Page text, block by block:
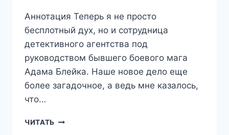
Аннотация Теперь я не просто
бесплотный дух, но и сотрудница
детективного агентства под
руководством бывшего боевого мага
Адама Блейка. Наше новое дело еще
более загадочное, а ведь мне казалось,
что…
ЧИТАТЬ ПОМОЩНИЦА